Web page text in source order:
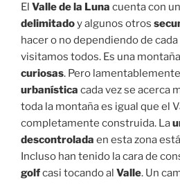
El Valle de la Luna cuenta con un
delimitadoy algunos otros
hacer o no dependiendo de
visitamos todos. Es una
curiosas. Pero
urbanística cada vez se acerca
toda la montaña es igual que el
completamente construida. La
descontrolada en esta zona
Incluso han tenido la cara de
golfcasi tocando al Valle. Un